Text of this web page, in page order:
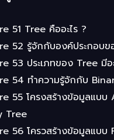
51 Tree คืออะไร ?
52 รู้จักกับองค์ประกอบ
53 ประเภทของ Tree มีอ
54 ทำความรู้จักกับ
55 โครงสร้างข้อมูลแบบ
Tree
56 โครวสร้างข้อมูลแบบ